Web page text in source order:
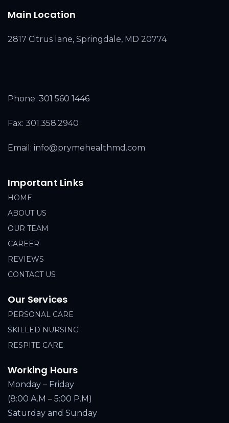
Main Location
2817 Citrus lane, Springdale, MD 20774
Phone: 301 560 1446
Fax: 301.358.2940
Email: info@prymehealthmd.com
Important Links
HOME
ABOUT US
OUR TEAM
CAREER
REVIEWS
CONTACT US
Our Services
PERSONAL CARE
SKILLED NURSING
RESPITE CARE
Working Hours
Monday – Friday
(8:00 A.M – 5:00 P.M)
Saturday and Sunday